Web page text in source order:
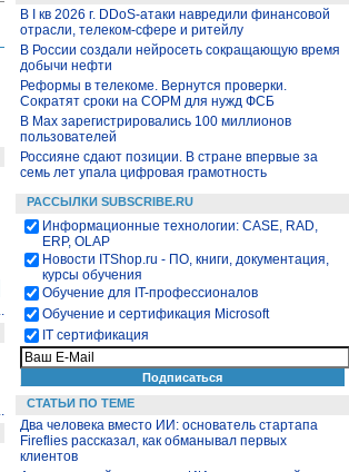
В I кв 2026 г. DDoS-атаки навредили финансовой
отрасли, телеком-сфере и ритейлу
В России создали нейросеть сокращающую время
добычи нефти
Реформы в телекоме. Вернутся проверки.
Сократят сроки на СОРМ для нужд ФСБ
В Max зарегистрировались 100 миллионов
пользователей
Россияне сдают позиции. В стране впервые за
семь лет упала цифровая грамотность
РАССЫЛКИ SUBSCRIBE.RU
Информационные технологии: CASE, RAD,
ERP, OLAP
Новости ITShop.ru - ПО, книги, документация,
курсы обучения
Обучение для IT-профессионалов
Обучение и сертификация Microsoft
IT сертификация
СТАТЬИ ПО ТЕМЕ
Два человека вместо ИИ: основатель стартапа
Fireflies рассказал, как обманывал первых
клиентов